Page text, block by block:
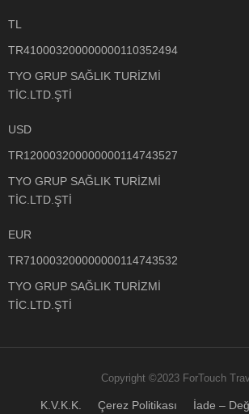
TL
TR410003200000000110352494
TYO GRUP SAĞLIK TURİZMİ
TİC.LTD.ŞTİ
USD
TR120003200000000114743527
TYO GRUP SAĞLIK TURİZMİ
TİC.LTD.ŞTİ
EUR
TR710003200000000114743532
TYO GRUP SAĞLIK TURİZMİ
TİC.LTD.ŞTİ
Copyright ©2023 ForTouch
K.V.K.K. Çerez Politikası İade –